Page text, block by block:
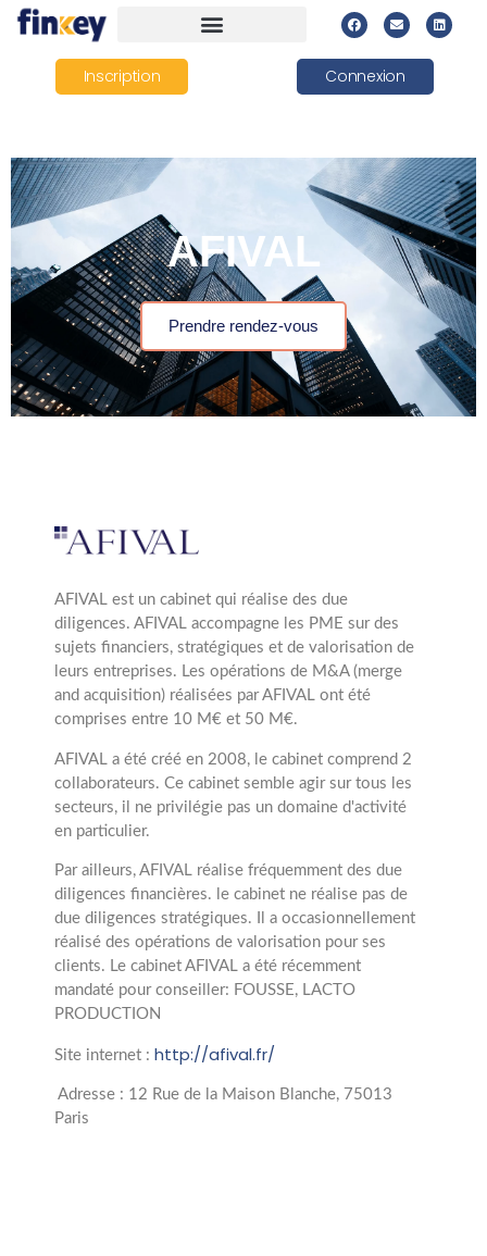
Inscription Connexion
AFIVAL​
Prendre rendez-vous
AFIVAL est un cabinet qui réalise des due
diligences. AFIVAL accompagne les PME sur des
sujets financiers, stratégiques et de valorisation de
leurs entreprises. Les opérations de M&A (merge
and acquisition) réalisées par AFIVAL ont été
comprises entre 10 M€ et 50 M€.
AFIVAL a été créé en 2008, le cabinet comprend 2
collaborateurs. Ce cabinet semble agir sur tous les
secteurs, il ne privilégie pas un domaine d'activité
en particulier.
Par ailleurs, AFIVAL réalise fréquemment des due
diligences financières. le cabinet ne réalise pas de
due diligences stratégiques. Il a occasionnellement
réalisé des opérations de valorisation pour ses
clients. Le cabinet AFIVAL a été récemment
mandaté pour conseiller: FOUSSE, LACTO
PRODUCTION
Site internet : http://afival.fr/
Adresse : 12 Rue de la Maison Blanche, 75013
Paris